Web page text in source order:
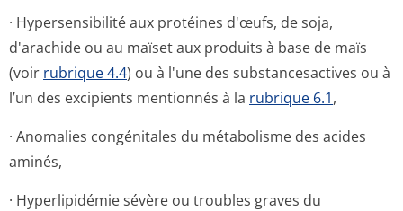
· Hypersensibilité aux protéines d'œufs, de soja,
d'arachide ou au maïset aux produits à base de maïs
(voir rubrique 4.4) ou à l'une des substancesactives ou à
l’un des excipients mentionnés à la rubrique 6.1,
· Anomalies congénitales du métabolisme des acides
aminés,
· Hyperlipidémie sévère ou troubles graves du